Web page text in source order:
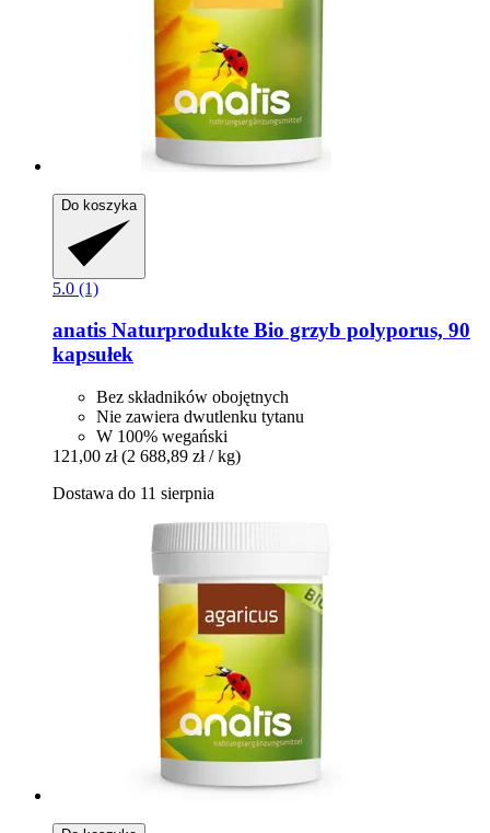
Do koszyka
5.0 (1)
anatis Naturprodukte Bio grzyb polyporus, 90
kapsułek
Bez składników obojętnych
Nie zawiera dwutlenku tytanu
W 100% wegański
121,00 zł (2 688,89 zł / kg)
Dostawa do 11 sierpnia